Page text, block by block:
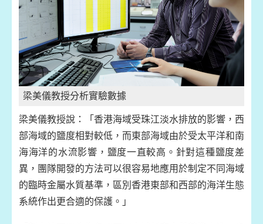
梁美儀教授分析實驗數據
梁美儀教授說：「香港海域受珠江淡水排放的影響，西
部海域的鹽度相對較低，而東部海域由於受太平洋和南
海海洋的水流影響，鹽度一直較高。針對這種鹽度差
異，團隊開發的方法可以很容易地應用於制定不同海域
的臨時金屬水質基準，區別香港東部和西部的海洋生態
系統作出更合適的保護。」